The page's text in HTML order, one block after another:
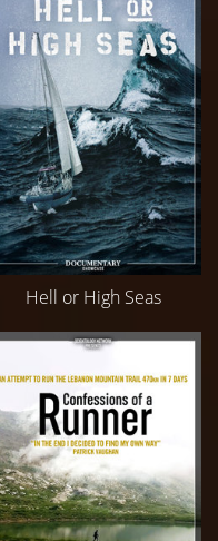
Hell or High Seas